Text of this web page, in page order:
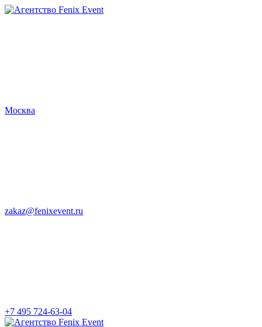
Агентство
Москва
zakaz@fenixevent.ru
+7 495 724-63-04
Агентство